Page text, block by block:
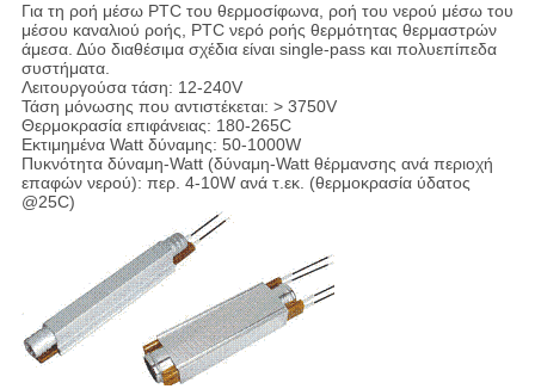
Για τη ροή μέσω PTC του θερμοσίφωνα, ροή του νερού μέσω του
μέσου καναλιού ροής, PTC νερό ροής θερμότητας θερμαστρών
άμεσα. Δύο διαθέσιμα σχέδια είναι single-pass και πολυεπίπεδα
συστήματα.
Λειτουργούσα τάση: 12-240V
Τάση μόνωσης που αντιστέκεται: > 3750V
Θερμοκρασία επιφάνειας: 180-265C
Εκτιμημένα Watt δύναμης: 50-1000W
Πυκνότητα δύναμη-Watt (δύναμη-Watt θέρμανσης ανά περιοχή
επαφών νερού): περ. 4-10W ανά τ.εκ. (θερμοκρασία ύδατος
@25C)